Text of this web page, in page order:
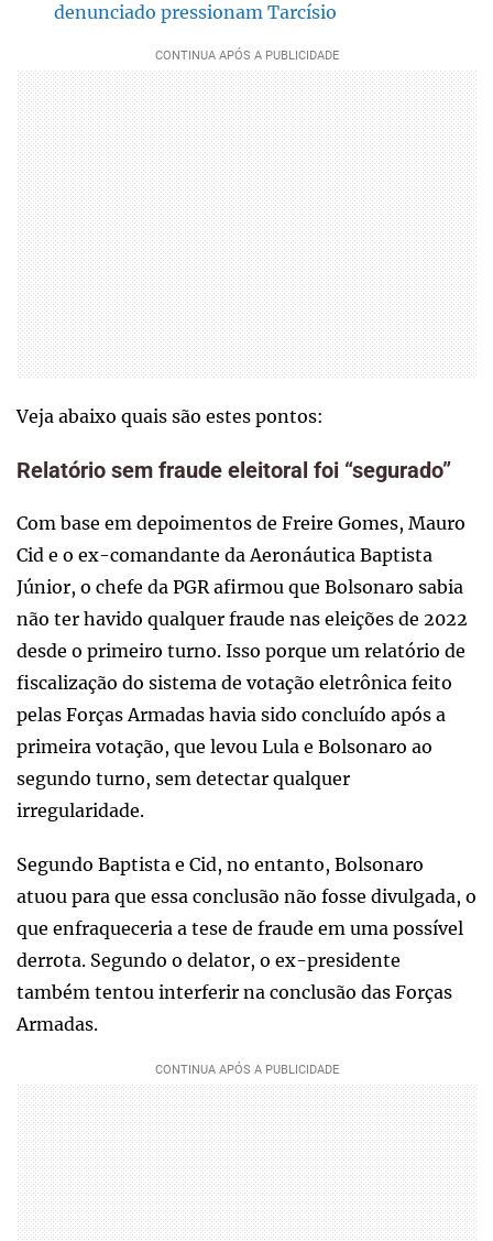
denunciado pressionam Tarcísio
Veja abaixo quais são estes pontos:
Relatório sem fraude eleitoral foi “segurado”
Com base em depoimentos de Freire Gomes, Mauro
Cid e o ex-comandante da Aeronáutica Baptista
Júnior, o chefe da PGR afirmou que Bolsonaro sabia
não ter havido qualquer fraude nas eleições de 2022
desde o primeiro turno. Isso porque um relatório de
fiscalização do sistema de votação eletrônica feito
pelas Forças Armadas havia sido concluído após a
primeira votação, que levou Lula e Bolsonaro ao
segundo turno, sem detectar qualquer
irregularidade.
Segundo Baptista e Cid, no entanto, Bolsonaro
atuou para que essa conclusão não fosse divulgada, o
que enfraqueceria a tese de fraude em uma possível
derrota. Segundo o delator, o ex-presidente
também tentou interferir na conclusão das Forças
Armadas.